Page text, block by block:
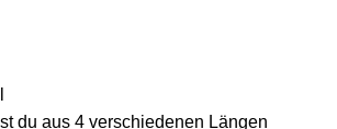
du aus 4 verschiedenen Längen